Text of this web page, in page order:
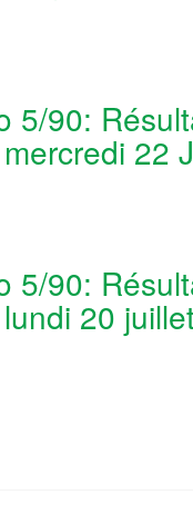
5/90:
22
5/90:
20